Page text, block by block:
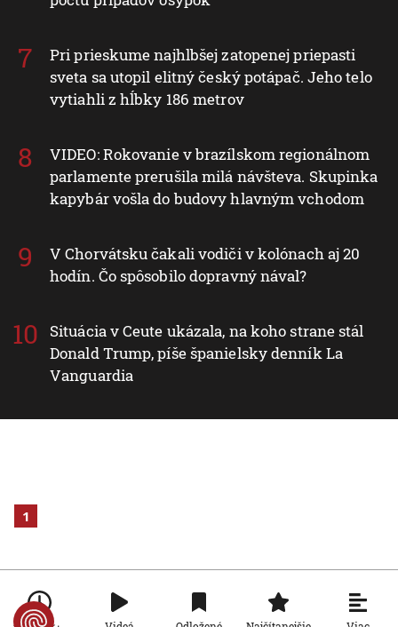
Pri prieskume najhlbšej zatopenej priepasti
sveta sa utopil elitný český potápač. Jeho telo
vytiahli z hĺbky 186 metrov
VIDEO: Rokovanie v brazílskom regionálnom
parlamente prerušila milá návšteva. Skupinka
kapybár vošla do budovy hlavným vchodom
V Chorvátsku čakali vodiči v kolónach aj 20
hodín. Čo spôsobilo dopravný nával?
Situácia v Ceute ukázala, na koho strane stál
Donald Trump, píše španielsky denník La
Vanguardia
1